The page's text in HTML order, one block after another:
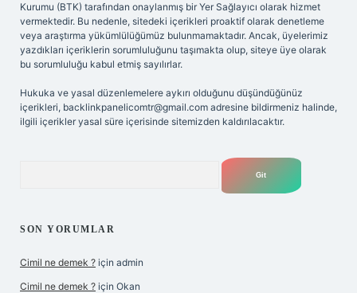
Kurumu (BTK) tarafından onaylanmış bir Yer Sağlayıcı olarak hizmet
vermektedir. Bu nedenle, sitedeki içerikleri proaktif olarak denetleme
veya araştırma yükümlülüğümüz bulunmamaktadır. Ancak, üyelerimiz
yazdıkları içeriklerin sorumluluğunu taşımakta olup, siteye üye olarak
bu sorumluluğu kabul etmiş sayılırlar.
Hukuka ve yasal düzenlemelere aykırı olduğunu düşündüğünüz
içerikleri, backlinkpanelicomtr@gmail.com adresine bildirmeniz halinde,
ilgili içerikler yasal süre içerisinde sitemizden kaldırılacaktır.
SON YORUMLAR
Cimil ne demek ? için admin
Cimil ne demek ? için Okan